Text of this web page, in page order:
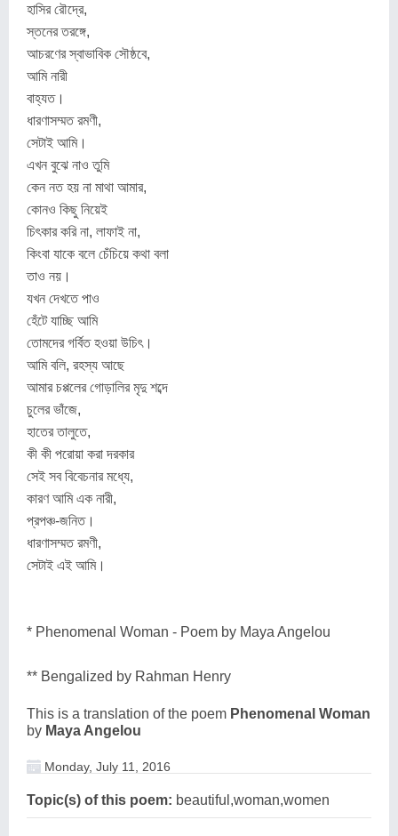
হাসির রৌদ্রে,
স্তনের তরঙ্গে,
আচরণের স্বাভাবিক সৌষ্ঠবে,
আমি নারী
বাহ্যত।
ধারণাসম্মত রমণী,
সেটাই আমি।
এখন বুঝে নাও তুমি
কেন নত হয় না মাথা আমার,
কোনও কিছু নিয়েই
চিৎকার করি না, লাফাই না,
কিংবা যাকে বলে চেঁচিয়ে কথা বলা
তাও নয়।
যখন দেখতে পাও
হেঁটে যাচ্ছি আমি
তোমদের গর্বিত হওয়া উচিৎ।
আমি বলি, রহস্য আছে
আমার চপ্পলের গোড়ালির মৃদু শব্দে
চুলের ভাঁজে,
হাতের তালুতে,
কী কী পরোয়া করা দরকার
সেই সব বিবেচনার মধ্যে,
কারণ আমি এক নারী,
প্রপঞ্চ-জনিত।
ধারণাসম্মত রমণী,
সেটাই এই আমি।
* Phenomenal Woman - Poem by Maya Angelou
** Bengalized by Rahman Henry
This is a translation of the poem Phenomenal Woman
by Maya Angelou
Monday, July 11, 2016
Topic(s) of this poem: beautiful,woman,women